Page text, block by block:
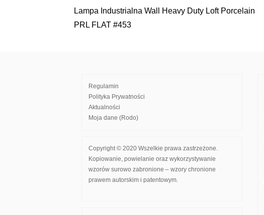
Nawigacja
Lampa Industrialna Wall Heavy Duty Loft Porcelain
PRL FLAT #453
Regulamin
Polityka Prywatności
Aktualności
Moja dane (Rodo)
Copyright © 2020 Wszelkie prawa zastrzeżone.
Kopiowanie, powielanie oraz wykorzystywanie
wzorów surowo zabronione – wzory chronione
prawem autorskim i patentowym.